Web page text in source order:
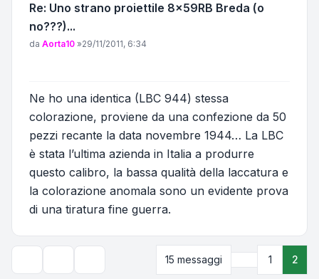
Re: Uno strano proiettile 8x59RB Breda (o
no???)...
Messaggio
da Aorta10 »29/11/2011, 6:34
Ne ho una identica (LBC 944) stessa
colorazione, proviene da una confezione da 50
pezzi recante la data novembre 1944… La LBC
è stata l’ultima azienda in Italia a produrre
questo calibro, la bassa qualità della laccatura e
la colorazione anomala sono un evidente prova
di una tiratura fine guerra.
Opzioni di visualizzazione e ordinamento
15 messaggi Precedente
1 2